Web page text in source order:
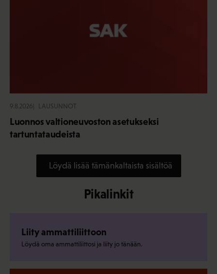
9.8.2026 LAUSUNNOT
Luonnos valtioneuvoston asetukseksi
tartuntataudeista
Löydä lisää tämänkaltaista sisältöä
Pikalinkit
Liity ammattiliittoon
Löydä oma ammattiliittosi ja liity jo tänään.